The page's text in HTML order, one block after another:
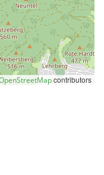
contributors